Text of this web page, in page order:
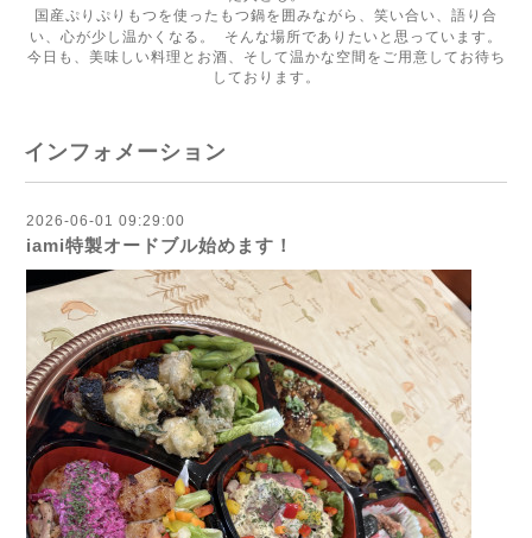
国産ぷりぷりもつを使ったもつ鍋を囲みながら、笑い合い、語り合
い、心が少し温かくなる。 そんな場所でありたいと思っています。
今日も、美味しい料理とお酒、そして温かな空間をご用意してお待ち
しております。
インフォメーション
2026-06-01 09:29:00
iami特製オードブル始めます！